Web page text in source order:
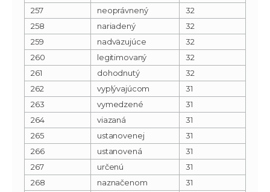
257
neoprávnený
32
258
nariadený
32
259
nadväzujúce
32
260
legitimovaný
32
261
dohodnutý
32
262
vyplývajúcom
31
263
vymedzené
31
264
viazaná
31
265
ustanovenej
31
266
ustanovená
31
267
určenú
31
268
naznačenom
31